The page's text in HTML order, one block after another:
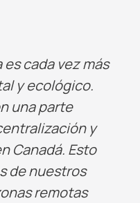
cada vez más
y ecológico.
una parte
y
Canadá. Esto
de nuestros
remotas